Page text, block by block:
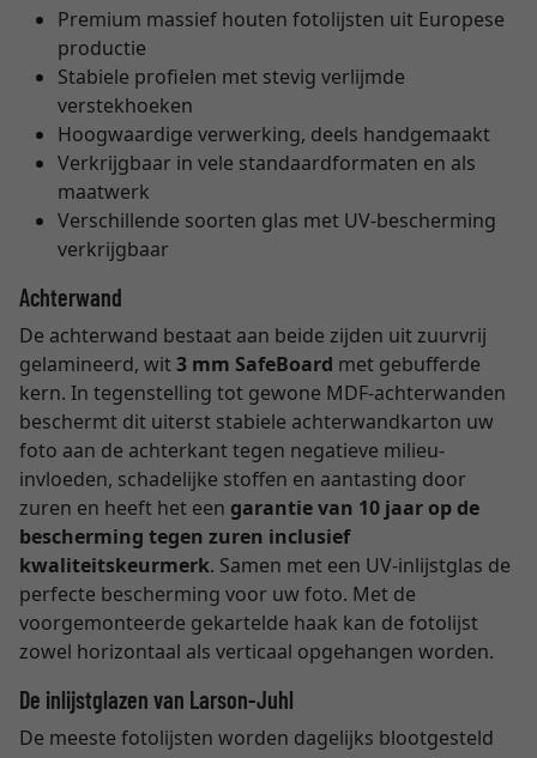
Premium massief houten fotolijsten uit Europese
productie
Stabiele profielen met stevig verlijmde
verstekhoeken
Hoogwaardige verwerking, deels handgemaakt
Verkrijgbaar in vele standaardformaten en als
maatwerk
Verschillende soorten glas met UV-bescherming
verkrijgbaar
Achterwand
De achterwand bestaat aan beide zijden uit zuurvrij
gelamineerd, wit3 mm SafeBoard met gebufferde
kern. In tegenstelling tot gewone MDF-achterwanden
beschermt dit uiterst stabiele achterwandkarton uw
foto aan de achterkant tegen negatieve milieu-
invloeden, schadelijke stoffen en aantasting door
zuren en heeft het een garantie van 10 jaar op de
bescherming tegen zuren inclusief
kwaliteitskeurmerk. Samen met een UV-inlijstglas de
perfecte bescherming voor uw foto. Met de
voorgemonteerde gekartelde haak kan de fotolijst
zowel horizontaal als verticaal opgehangen worden.
De inlijstglazen van Larson-Juhl
De meeste fotolijsten worden dagelijks blootgesteld